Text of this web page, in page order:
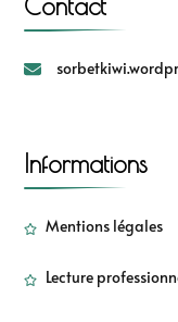
Informations
Mentions légales
Lecture